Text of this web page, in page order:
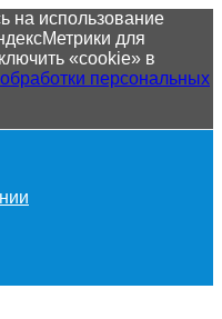
на использование
для
«cookie» в
персональных